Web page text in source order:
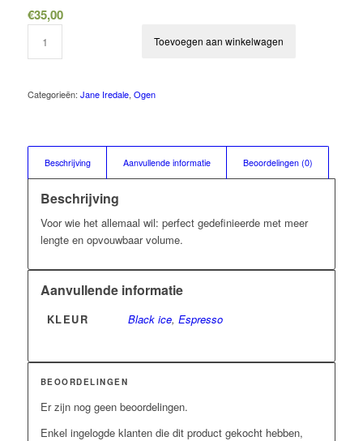
€35,00
Toevoegen aan winkelwagen
Categorieën: Jane Iredale, Ogen
Beschrijving Aanvullende informatie Beoordelingen (0)
Beschrijving
Voor wie het allemaal wil: perfect gedefinieerde met meer
lengte en opvouwbaar volume.
Aanvullende informatie
KLEUR Black ice, Espresso
BEOORDELINGEN
Er zijn nog geen beoordelingen.
Enkel ingelogde klanten die dit product gekocht hebben,